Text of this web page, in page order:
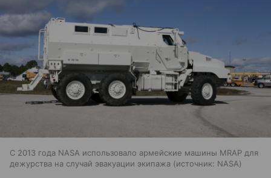
С 2013 года NASA использовало армейские машины MRAP для
дежурства на случай эвакуации экипажа
источник: NASA